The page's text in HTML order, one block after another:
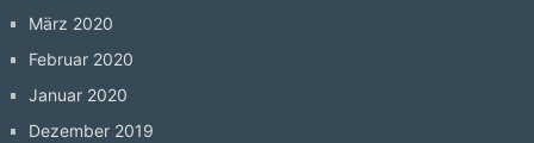
März 2020
Februar 2020
Januar 2020
Dezember 2019